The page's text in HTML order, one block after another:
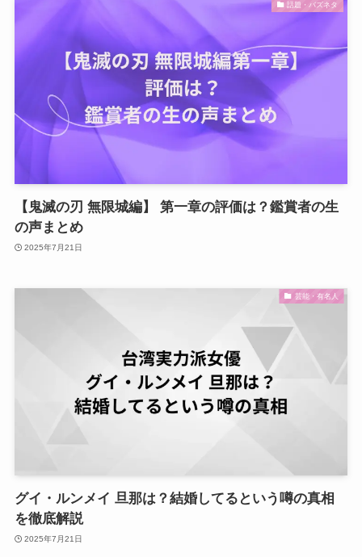
話題・バズネタ
【鬼滅の刃 無限城編】 第一章の評価は？鑑賞者の生
の声まとめ
2025年7月21日
芸能・有名人
グイ・ルンメイ 旦那は？結婚してるという噂の真相
を徹底解説
2025年7月21日